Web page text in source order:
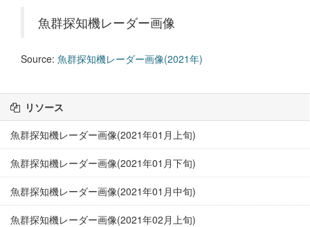
魚群探知機レーダー画像
Source: 魚群探知機レーダー画像(2021年)
リソース
魚群探知機レーダー画像(2021年01月上旬)
魚群探知機レーダー画像(2021年01月下旬)
魚群探知機レーダー画像(2021年01月中旬)
魚群探知機レーダー画像(2021年02月上旬)